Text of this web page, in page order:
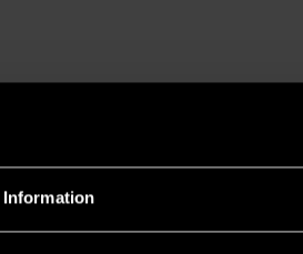
Information
av tillverkaren.